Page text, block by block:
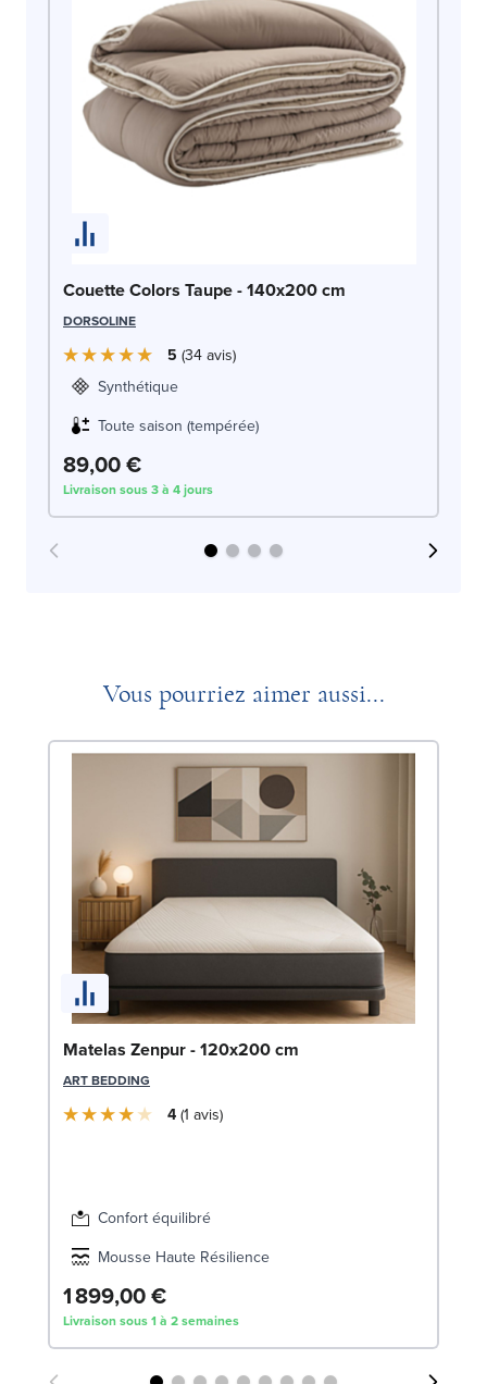
Couette Colors Taupe - 140x200 cm
DORSOLINE
5 34 avis
Synthétique
Toute saison (tempérée)
89,00 €
Livraison sous 3 à 4 jours
Vous pourriez aimer aussi...
Matelas Zenpur - 120x200 cm
ART BEDDING
4 1 avis
Confort équilibré
Mousse Haute Résilience
1 899,00 €
Livraison sous 1 à 2 semaines